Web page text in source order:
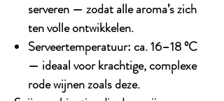
serveren — zodat alle aroma’s zich
ten volle ontwikkelen.
Serveertemperatuur:ca.16–18 °C
— ideaal voor krachtige, complexe
rode wijnen zoals deze.